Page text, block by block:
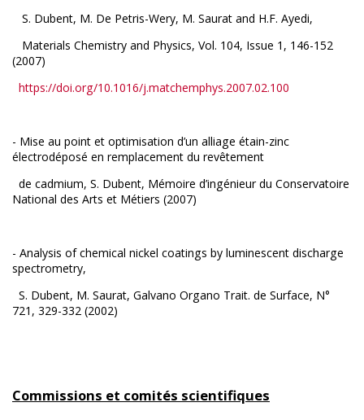
S. Dubent, M. De Petris-Wery, M. Saurat and H.F. Ayedi,
Materials Chemistry and Physics, Vol. 104, Issue 1, 146-152
(2007)
https://doi.org/10.1016/j.matchemphys.2007.02.100
- Mise au point et optimisation d’un alliage étain-zinc
électrodéposé en remplacement du revêtement
de cadmium, S. Dubent, Mémoire d’ingénieur du Conservatoire
National des Arts et Métiers (2007)
- Analysis of chemical nickel coatings by luminescent discharge
spectrometry,
S. Dubent, M. Saurat, Galvano Organo Trait. de Surface, N°
721, 329-332 (2002)
Commissions et comités scientifiques